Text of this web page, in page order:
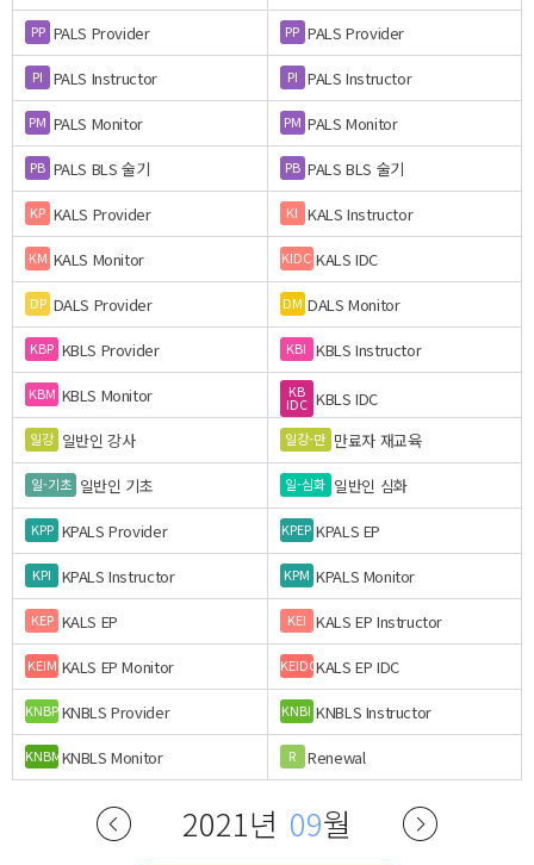
PP PALS Provider PP PALS Provider
PI PALS Instructor PI PALS Instructor
PM PALS Monitor PM PALS Monitor
PB PALS BLS 술기 PB PALS BLS 술기
KP KALS Provider KI KALS Instructor
KM KALS Monitor KIDC KALS IDC
DP DALS Provider DM DALS Monitor
KBP KBLS Provider KBI KBLS Instructor
KBM KBLS Monitor KB
IDC KBLS IDC
일강 일반인 강사 일강-만 만료자 재교육
일-기초 일반인 기초 일-심화 일반인 심화
KPP KPALS Provider KPEP KPALS EP
KPI KPALS Instructor KPM KPALS Monitor
KEP KALS EP KEI KALS EP Instructor
KEIM KALS EP Monitor KEIDCKALS EP IDC
KNBPKNBLS Provider KNBI KNBLS Instructor
KNBMKNBLS Monitor R Renewal
2021년 09월